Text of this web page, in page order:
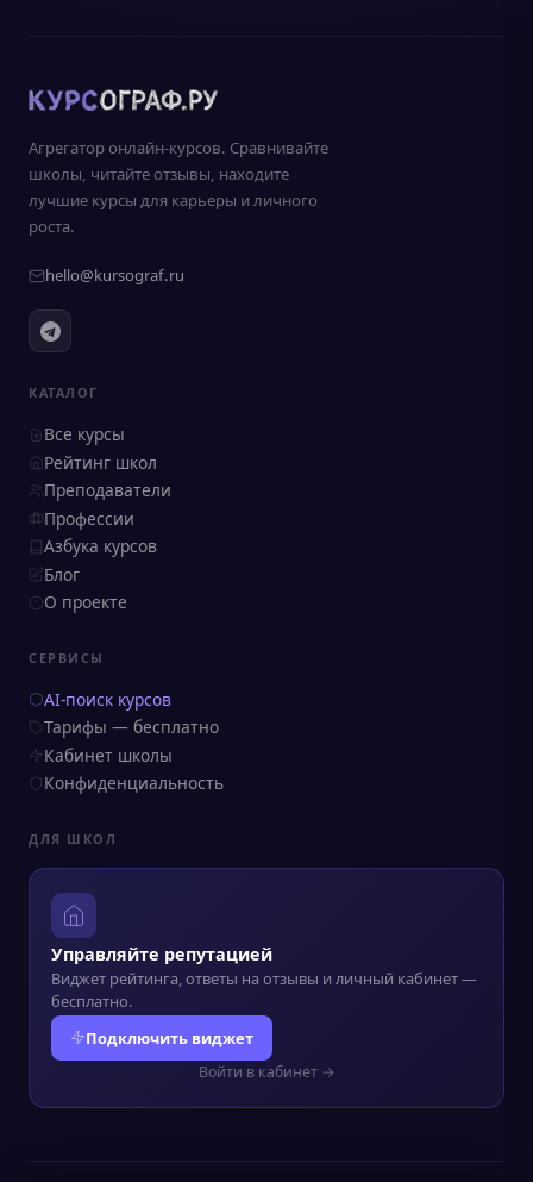
Агрегатор онлайн-курсов. Сравнивайте
школы, читайте отзывы, находите
лучшие курсы для карьеры и личного
роста.
hello@kursograf.ru
КАТАЛОГ
Все курсы
Рейтинг школ
Преподаватели
Профессии
Азбука курсов
Блог
О проекте
СЕРВИСЫ
AI-поиск курсов
Тарифы — бесплатно
Кабинет школы
Конфиденциальность
ДЛЯ ШКОЛ
Управляйте репутацией
Виджет рейтинга, ответы на отзывы и личный кабинет —
бесплатно.
Подключить виджет
Войти в кабинет →